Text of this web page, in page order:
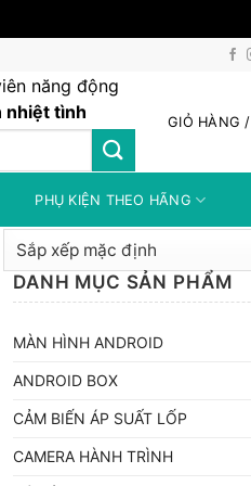
năng động
nhiệt tình
GIỎ HÀNG /
PHỤ KIỆN THEO HÃNG
DANH MỤC SẢN PHẨM
MÀN HÌNH ANDROID
ANDROID BOX
CẢM BIẾN ÁP SUẤT LỐP
CAMERA HÀNH TRÌNH